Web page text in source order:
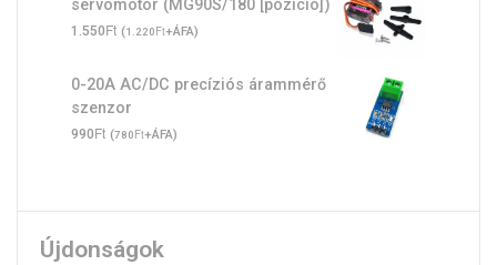
servomotor (MG90S/180 [pozíció])
1.550Ft (1.220Ft+ÁFA)
0-20A AC/DC precíziós árammérő
szenzor
990Ft (780Ft+ÁFA)
Újdonságok